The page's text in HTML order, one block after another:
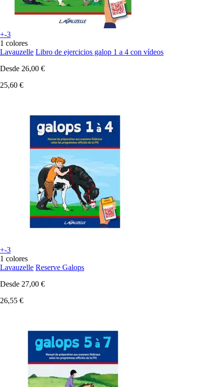
+-3
1 colores
Lavauzelle Libro de ejercicios galop 1 a 4 con vídeos
Desde 26,00 €
25,60 €
+-3
1 colores
Lavauzelle Reserve Galops
Desde 27,00 €
26,55 €